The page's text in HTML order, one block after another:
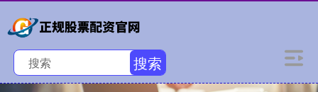
搜索